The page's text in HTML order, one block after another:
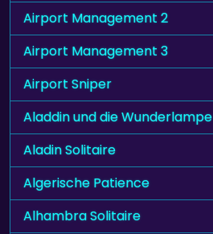
Airport Management 2
Airport Management 3
Airport Sniper
Aladdin und die Wunderlampe
Aladin Solitaire
Algerische Patience
Alhambra Solitaire